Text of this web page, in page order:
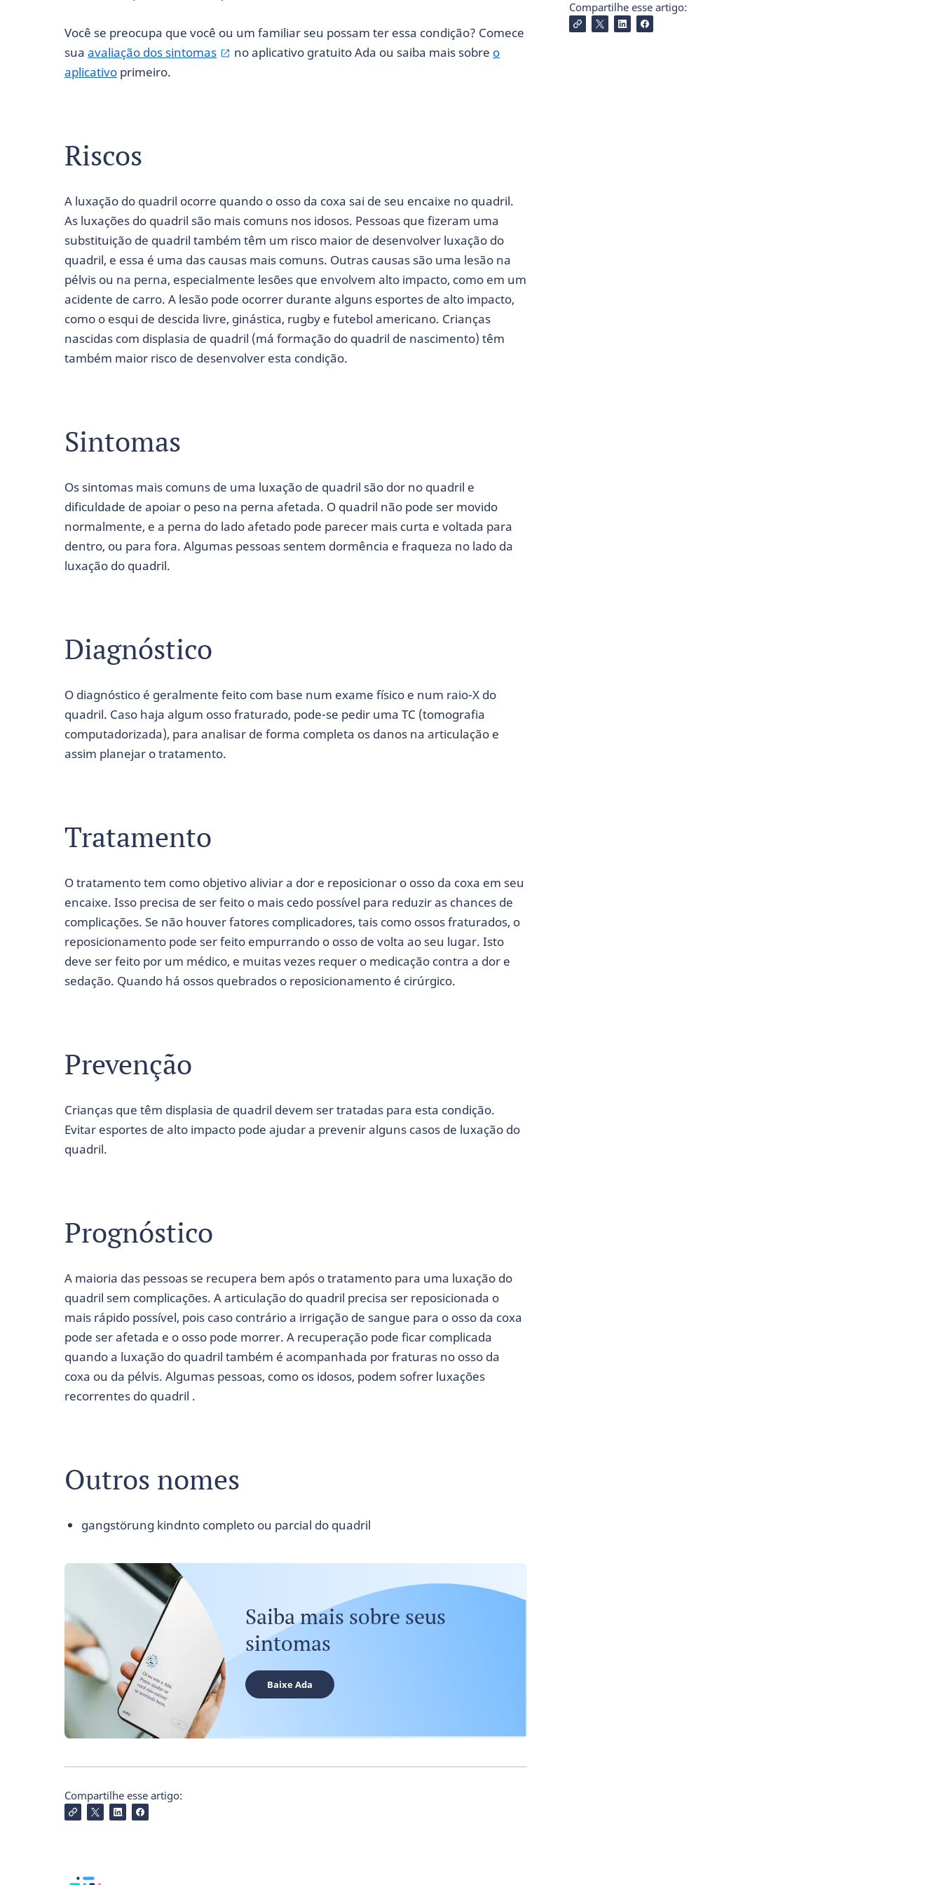
Compartilhe esse artigo:
Você se preocupa que você ou um familiar seu possam ter essa condição? Comece
sua avaliação dos sintomas no aplicativo gratuito Ada ou saiba mais sobre o
aplicativo primeiro.
Riscos
A luxação do quadril ocorre quando o osso da coxa sai de seu encaixe no quadril.
As luxações do quadril são mais comuns nos idosos. Pessoas que fizeram uma
substituição de quadril também têm um risco maior de desenvolver luxação do
quadril, e essa é uma das causas mais comuns. Outras causas são uma lesão na
pélvis ou na perna, especialmente lesões que envolvem alto impacto, como em um
acidente de carro. A lesão pode ocorrer durante alguns esportes de alto impacto,
como o esqui de descida livre, ginástica, rugby e futebol americano. Crianças
nascidas com displasia de quadril (má formação do quadril de nascimento) têm
também maior risco de desenvolver esta condição.
Sintomas
Os sintomas mais comuns de uma luxação de quadril são dor no quadril e
dificuldade de apoiar o peso na perna afetada. O quadril não pode ser movido
normalmente, e a perna do lado afetado pode parecer mais curta e voltada para
dentro, ou para fora. Algumas pessoas sentem dormência e fraqueza no lado da
luxação do quadril.
Diagnóstico
O diagnóstico é geralmente feito com base num exame físico e num raio-X do
quadril. Caso haja algum osso fraturado, pode-se pedir uma TC (tomografia
computadorizada), para analisar de forma completa os danos na articulação e
assim planejar o tratamento.
Tratamento
O tratamento tem como objetivo aliviar a dor e reposicionar o osso da coxa em seu
encaixe. Isso precisa de ser feito o mais cedo possível para reduzir as chances de
complicações. Se não houver fatores complicadores, tais como ossos fraturados, o
reposicionamento pode ser feito empurrando o osso de volta ao seu lugar. Isto
deve ser feito por um médico, e muitas vezes requer o medicação contra a dor e
sedação. Quando há ossos quebrados o reposicionamento é cirúrgico.
Prevenção
Crianças que têm displasia de quadril devem ser tratadas para esta condição.
Evitar esportes de alto impacto pode ajudar a prevenir alguns casos de luxação do
quadril.
Prognóstico
A maioria das pessoas se recupera bem após o tratamento para uma luxação do
quadril sem complicações. A articulação do quadril precisa ser reposicionada o
mais rápido possível, pois caso contrário a irrigação de sangue para o osso da coxa
pode ser afetada e o osso pode morrer. A recuperação pode ficar complicada
quando a luxação do quadril também é acompanhada por fraturas no osso da
coxa ou da pélvis. Algumas pessoas, como os idosos, podem sofrer luxações
recorrentes do quadril .
Outros nomes
gangstörung kindnto completo ou parcial do quadril
Saiba mais sobre seus
sintomas
Baixe Ada
Compartilhe esse artigo: